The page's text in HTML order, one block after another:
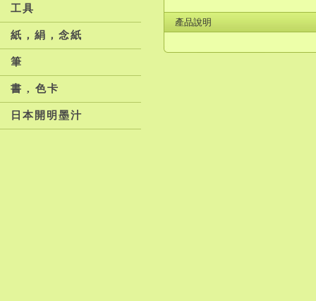
工具
紙，絹，念紙
筆
書 , 色卡
日本開明墨汁
產品說明